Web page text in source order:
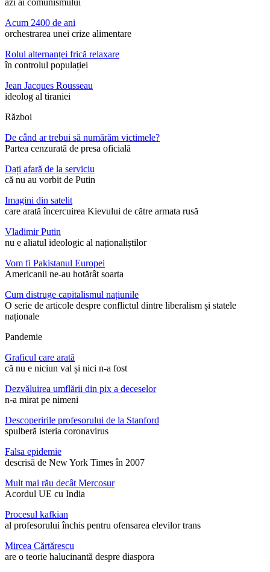
Acum 2400 de ani
orchestrarea unei crize alimentare
Rolul alternanței frică relaxare
în controlul populației
Jean Jacques Rousseau
ideolog al tiraniei
Război
De când ar trebui să numărăm victimele?
Partea cenzurată de presa oficială
Dați afară de la serviciu
că nu au vorbit de Putin
Imagini din satelit
care arată încercuirea Kievului de către armata rusă
Vladimir Putin
nu e aliatul ideologic al naționaliștilor
Vom fi Pakistanul Europei
Americanii ne-au hotărât soarta
Cum distruge capitalismul națiunile
O serie de articole despre conflictul dintre liberalism și statele
naționale
Pandemie
Graficul care arată
că nu e niciun val și nici n-a fost
Dezvăluirea umflării din pix a deceselor
n-a mirat pe nimeni
Descoperirile profesorului de la Stanford
spulberă isteria coronavirus
Falsa epidemie
descrisă de New York Times în 2007
Mult mai rău decât Mercosur
Acordul UE cu India
Procesul kafkian
al profesorului închis pentru ofensarea elevilor trans
Mircea Cărtărescu
are o teorie halucinantă despre diaspora